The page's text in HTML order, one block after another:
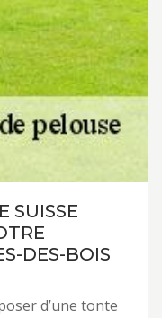
SUISSE
DES-BOIS
d’une tonte